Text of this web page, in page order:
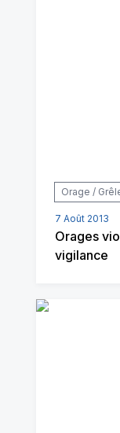
Orage /
7 Août 2013
Orages
vigilance